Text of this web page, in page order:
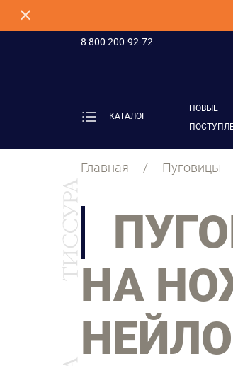
✕
8 800 200-92-72
КАТАЛОГ
НОВЫЕ
Главная Пуговицы
НА